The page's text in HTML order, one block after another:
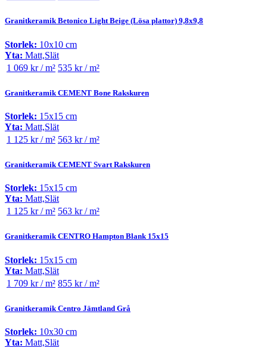
Granitkeramik Betonico Light Beige (Lösa plattor) 9,8x9,8
Storlek: 10x10 cm
Yta: Matt,Slät
1 069 kr / m² 535 kr / m²
Granitkeramik CEMENT Bone Rakskuren
Storlek: 15x15 cm
Yta: Matt,Slät
1 125 kr / m² 563 kr / m²
Granitkeramik CEMENT Svart Rakskuren
Storlek: 15x15 cm
Yta: Matt,Slät
1 125 kr / m² 563 kr / m²
Granitkeramik CENTRO Hampton Blank 15x15
Storlek: 15x15 cm
Yta: Matt,Slät
1 709 kr / m² 855 kr / m²
Granitkeramik Centro Jämtland Grå
Storlek: 10x30 cm
Yta: Matt,Slät